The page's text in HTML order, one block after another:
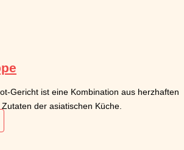
Gericht ist eine Kombination aus herzhaften
der asiatischen Küche.